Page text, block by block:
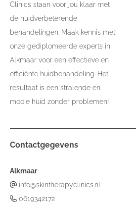
Clinics staan voor jou klaar met
de huidverbeterende
behandelingen. Maak kennis met
onze gediplomeerde experts in
Alkmaar voor een effectieve en
efficiënte huidbehandeling. Het
resultaat is een stralende en
mooie huid zonder problemen!
Contactgegevens
Alkmaar
info@skintherapyclinics.nl
0619342172